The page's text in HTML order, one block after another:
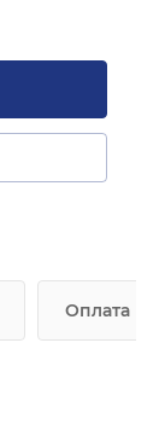
Оплата